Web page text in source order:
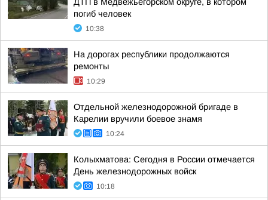
погиб человек
10:38
На дорогах республики продолжаются
ремонты
10:29
Отдельной железнодорожной бригаде в
Карелии вручили боевое знамя
10:24
Колыхматова: Сегодня в России отмечается
День железнодорожных войск
10:18